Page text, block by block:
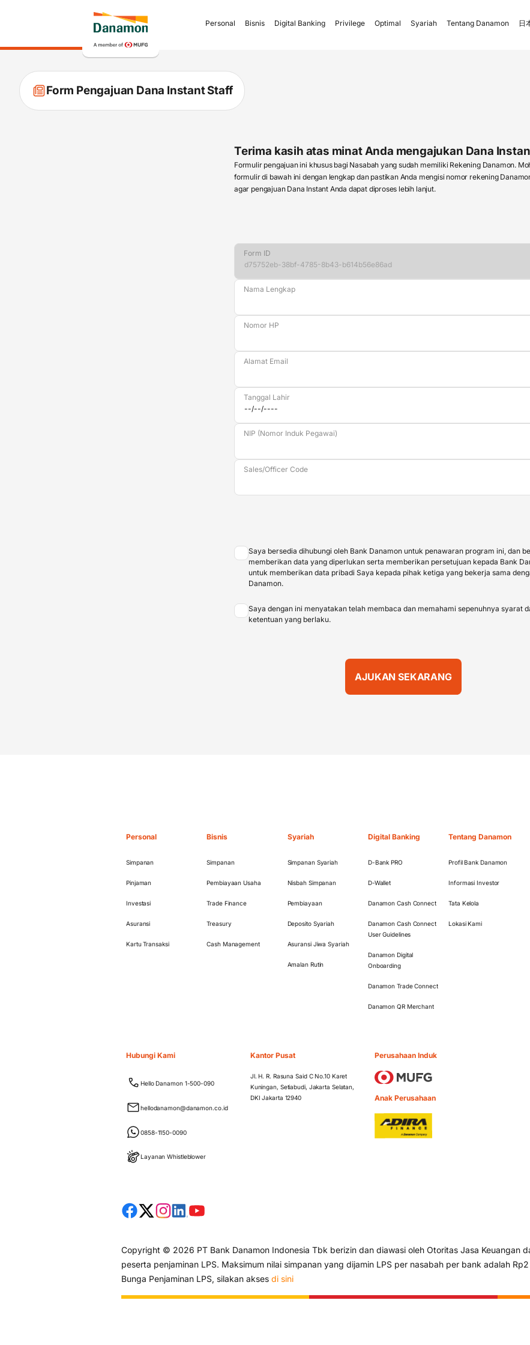
Personal Bisnis Digital Banking Privilege Optimal Syariah Tentang Danamon 日
Form Pengajuan Dana Instant Staff
Terima kasih atas minat Anda mengajukan Dana
Formulir pengajuan ini khusus bagi Nasabah yang sudah memiliki Rekening Danamon.
formulir di bawah ini dengan lengkap dan pastikan Anda mengisi nomor rekening
agar pengajuan Dana Instant Anda dapat diproses lebih lanjut.
Form ID
Nama Lengkap
Nomor HP
Alamat Email
Tanggal Lahir
NIP (Nomor Induk Pegawai)
Sales/Officer Code
Saya bersedia dihubungi oleh Bank Danamon untuk penawaran program ini, dan
memberikan data yang diperlukan serta memberikan persetujuan kepada Bank
untuk memberikan data pribadi Saya kepada pihak ketiga yang bekerja sama
Danamon.
Saya dengan ini menyatakan telah membaca dan memahami sepenuhnya syarat
ketentuan yang berlaku.
Personal
Simpanan
Pinjaman
Investasi
Asuransi
Kartu Transaksi
Bisnis
Simpanan
Pembiayaan Usaha
Trade Finance
Treasury
Cash Management
Syariah
Simpanan Syariah
Nisbah Simpanan
Pembiayaan
Deposito Syariah
Asuransi Jiwa Syariah
Amalan Rutin
Digital Banking
D-Bank PRO
D-Wallet
Danamon Cash Connect
Danamon Cash Connect
User Guidelines
Danamon Digital
Onboarding
Danamon Trade Connect
Danamon QR Merchant
Tentang Danamon
Profil Bank Danamon
Informasi Investor
Tata Kelola
Lokasi Kami
Hubungi Kami
Hello Danamon 1-500-090
hellodanamon@danamon.co.id
0858-1150-0090
Layanan Whistleblower
Kantor Pusat
Jl. H. R. Rasuna Said C No.10 Karet
Kuningan, Setiabudi, Jakarta Selatan,
DKI Jakarta 12940
Perusahaan Induk
Anak Perusahaan
Copyright © 2026 PT Bank Danamon Indonesia Tbk berizin dan diawasi oleh Otoritas Jasa Keuangan
peserta penjaminan LPS. Maksimum nilai simpanan yang dijamin LPS per nasabah per bank adalah
Bunga Penjaminan LPS, silakan akses di sini